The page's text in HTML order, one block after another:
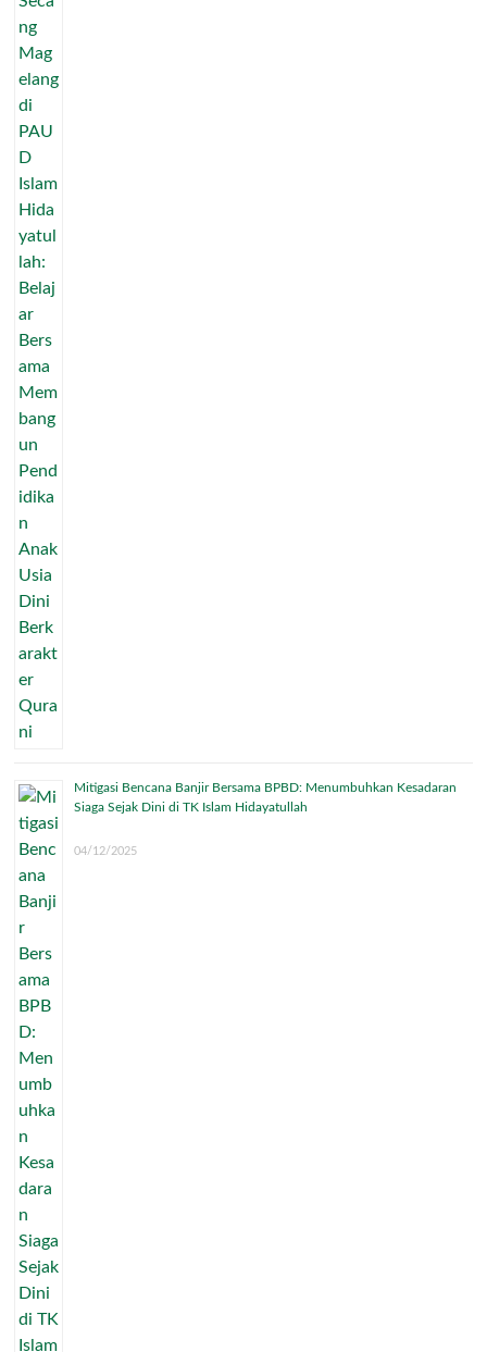
Mitigasi Bencana Banjir Bersama BPBD: Menumbuhkan Kesadaran
Siaga Sejak Dini di TK Islam Hidayatullah
04/12/2025